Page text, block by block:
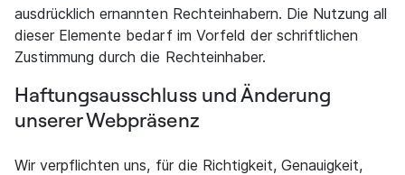
ausdrücklich ernannten Rechteinhabern. Die Nutzung all
dieser Elemente bedarf im Vorfeld der schriftlichen
Zustimmung durch die Rechteinhaber.
Haftungsausschluss und Änderung
unserer Webpräsenz
Wir verpflichten uns, für die Richtigkeit, Genauigkeit,